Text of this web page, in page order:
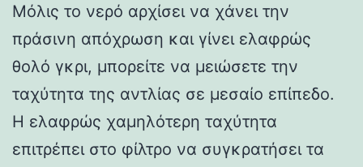
Μόλις το νερό αρχίσει να χάνει την
πράσινη απόχρωση και γίνει ελαφρώς
θολό γκρι, μπορείτε να μειώσετε την
ταχύτητα της αντλίας σε μεσαίο επίπεδο.
Η ελαφρώς χαμηλότερη ταχύτητα
επιτρέπει στο φίλτρο να συγκρατήσει τα